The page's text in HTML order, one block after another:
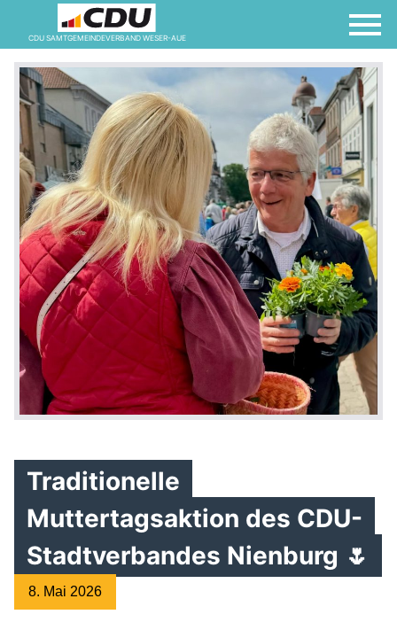
CDU SAMTGEMEINDEVERBAND WESER-AUE
Traditionelle
Muttertagsaktion des CDU-
Stadtverbandes Nienburg 🌷
8. Mai 2026